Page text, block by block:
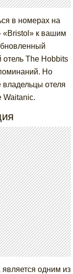
в номерах на
«Bristol» к вашим
отель The Hobbits
Но
отеля
Waitanic.
одним из